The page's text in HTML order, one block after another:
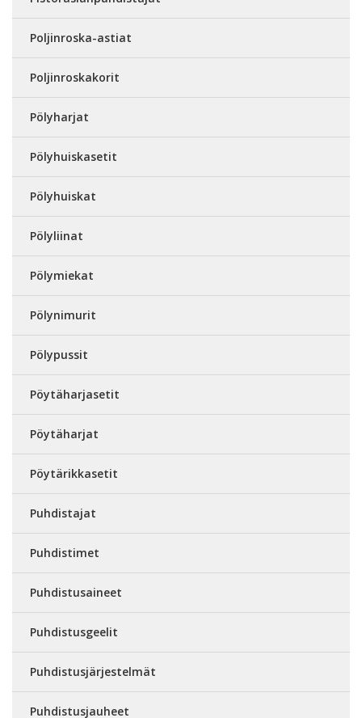
Poljinroska-astiat
Poljinroskakorit
Pölyharjat
Pölyhuiskasetit
Pölyhuiskat
Pölyliinat
Pölymiekat
Pölynimurit
Pölypussit
Pöytäharjasetit
Pöytäharjat
Pöytärikkasetit
Puhdistajat
Puhdistimet
Puhdistusaineet
Puhdistusgeelit
Puhdistusjärjestelmät
Puhdistusjauheet